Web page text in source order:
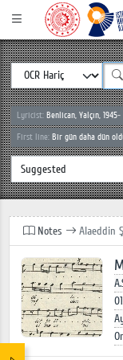
Lyricist: Benlican, Yalçın, 1945-
First line: Bir gün daha dün
Notes Alaeddin